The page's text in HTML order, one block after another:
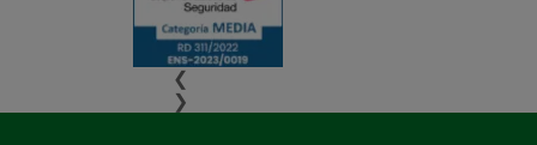
❮
❯